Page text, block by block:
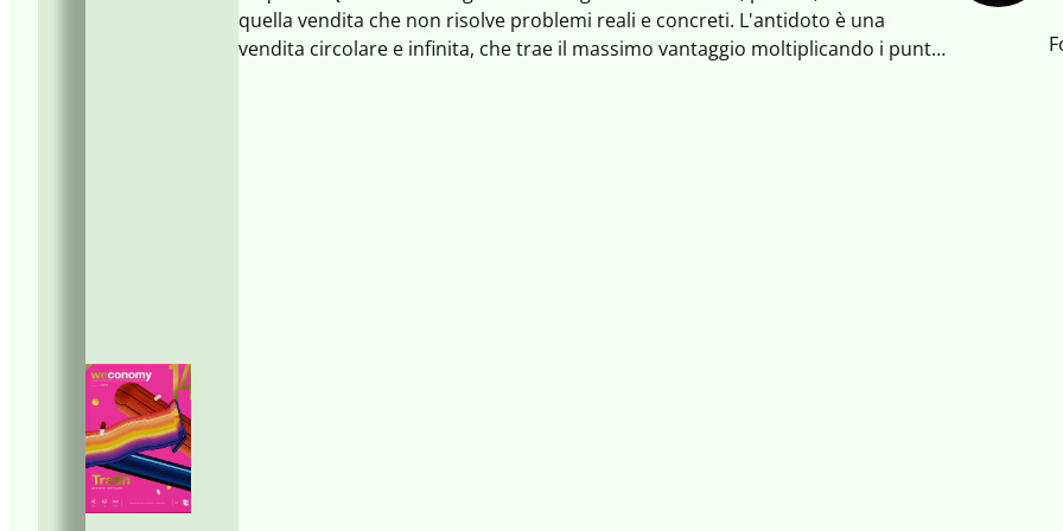
quella vendita che non risolve problemi reali e concreti. L'antidoto è una
vendita circolare e infinita, che trae il massimo vantaggio moltiplicando i punti